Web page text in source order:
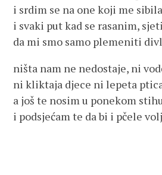
i srdim se na one koji me
i svaki put kad se rasanim,
da mi smo samo plemeniti
ništa nam ne nedostaje, ni
ni kliktaja djece ni lepeta
a još te nosim u ponekom
i podsjećam te da bi i pčele